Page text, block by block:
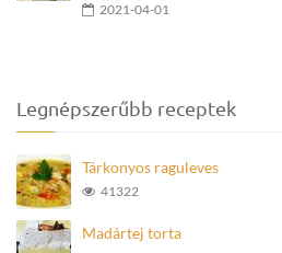
2021-04-01
Legnépszerűbb receptek
Tárkonyos raguleves
41322
Madártej torta